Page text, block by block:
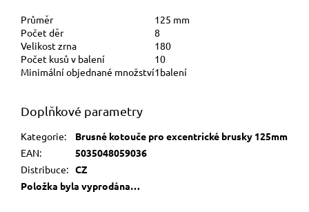
Průměr
125 mm
Počet děr
8
Velikost zrna
180
Počet kusů v balení
10
Minimální objednané množství1balení
Doplňkové parametry
Kategorie:
Brusné kotouče pro excentrické brusky 125mm
EAN:
5035048059036
Distribuce: CZ
Položka byla vyprodána…